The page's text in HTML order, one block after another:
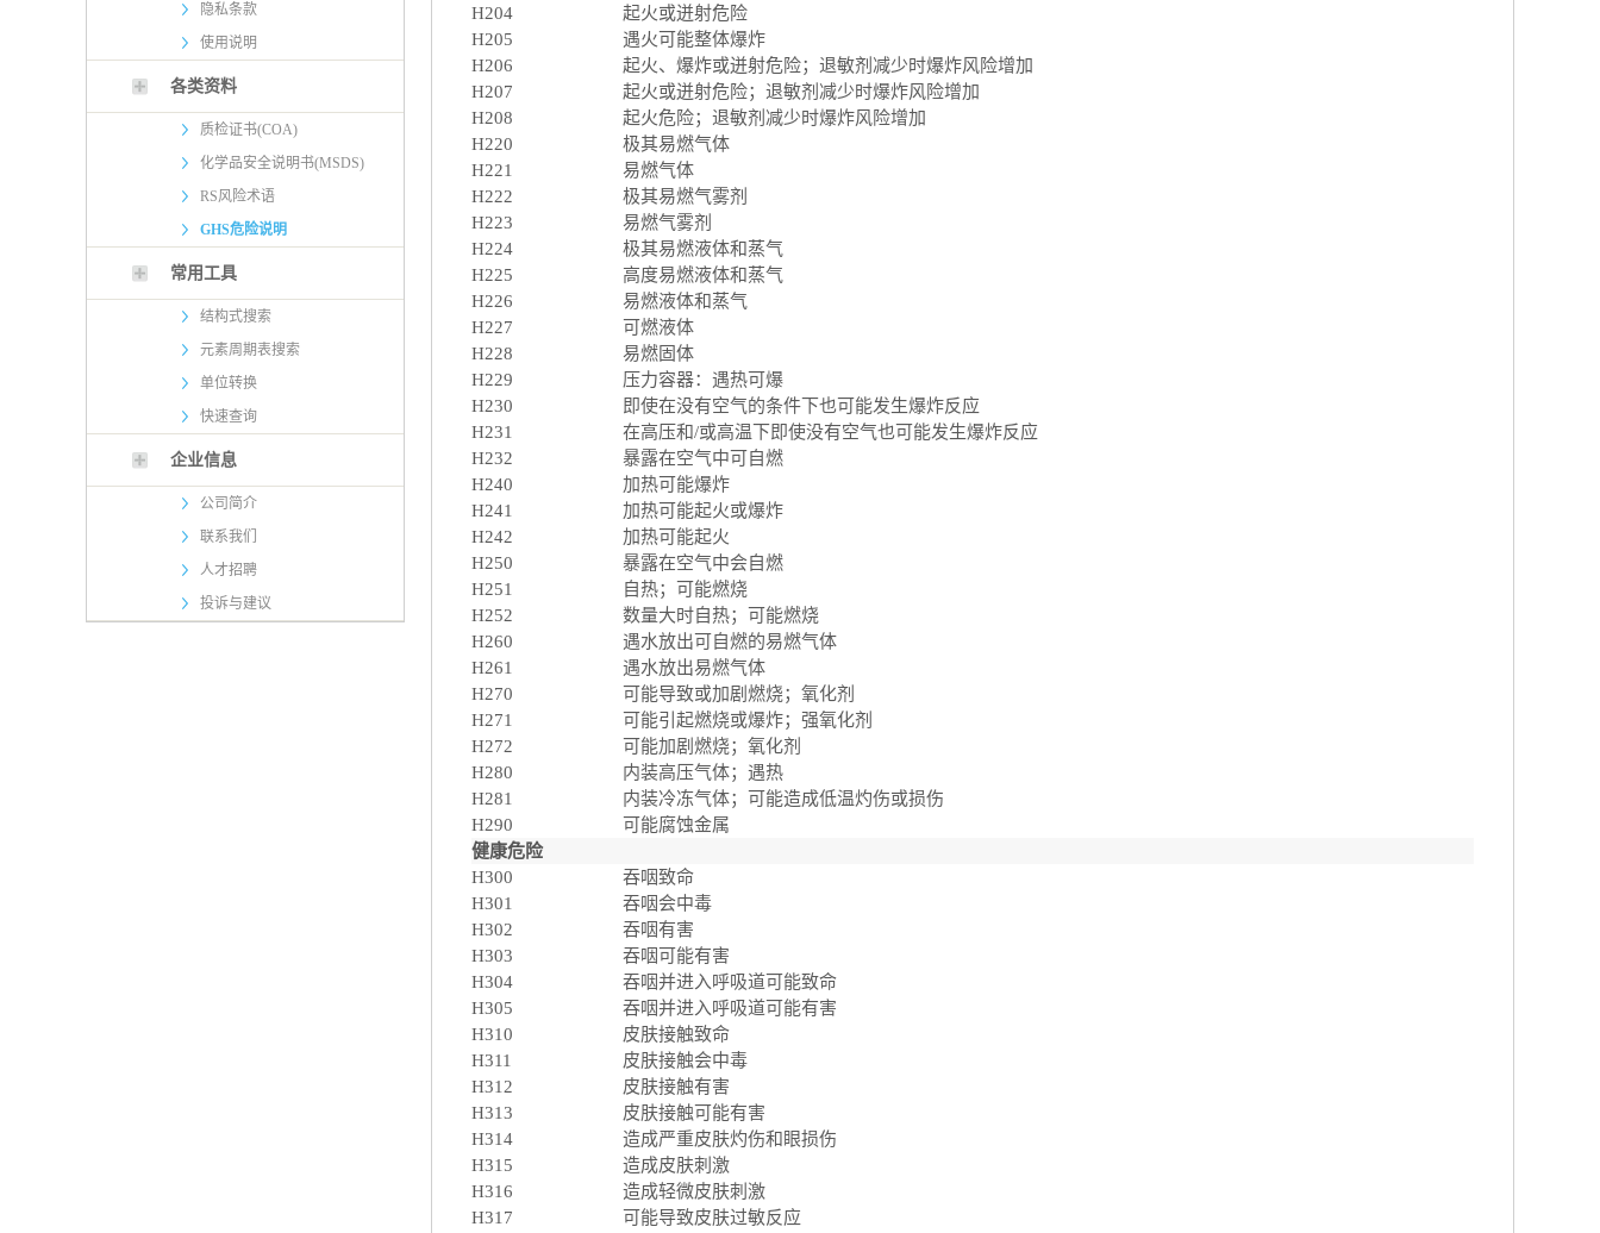
隐私条款
使用说明
各类资料
质检证书(COA)
化学品安全说明书(MSDS)
RS风险术语
GHS危险说明
常用工具
结构式搜索
元素周期表搜索
单位转换
快速查询
企业信息
公司简介
联系我们
人才招聘
投诉与建议
H204
起火或迸射危险
H205
遇火可能整体爆炸
H206
起火、爆炸或迸射危险；退敏剂减少时爆炸风险增加
H207
起火或迸射危险；退敏剂减少时爆炸风险增加
H208
起火危险；退敏剂减少时爆炸风险增加
H220
极其易燃气体
H221
易燃气体
H222
极其易燃气雾剂
H223
易燃气雾剂
H224
极其易燃液体和蒸气
H225
高度易燃液体和蒸气
H226
易燃液体和蒸气
H227
可燃液体
H228
易燃固体
H229
压力容器：遇热可爆
H230
即使在没有空气的条件下也可能发生爆炸反应
H231
在高压和/或高温下即使没有空气也可能发生爆炸反应
H232
暴露在空气中可自燃
H240
加热可能爆炸
H241
加热可能起火或爆炸
H242
加热可能起火
H250
暴露在空气中会自燃
H251
自热；可能燃烧
H252
数量大时自热；可能燃烧
H260
遇水放出可自燃的易燃气体
H261
遇水放出易燃气体
H270
可能导致或加剧燃烧；氧化剂
H271
可能引起燃烧或爆炸；强氧化剂
H272
可能加剧燃烧；氧化剂
H280
内装高压气体；遇热
H281
内装冷冻气体；可能造成低温灼伤或损伤
H290
可能腐蚀金属
健康危险
H300
吞咽致命
H301
吞咽会中毒
H302
吞咽有害
H303
吞咽可能有害
H304
吞咽并进入呼吸道可能致命
H305
吞咽并进入呼吸道可能有害
H310
皮肤接触致命
H311
皮肤接触会中毒
H312
皮肤接触有害
H313
皮肤接触可能有害
H314
造成严重皮肤灼伤和眼损伤
H315
造成皮肤刺激
H316
造成轻微皮肤刺激
H317
可能导致皮肤过敏反应